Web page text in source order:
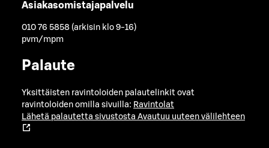
Asiakasomistajapalvelu
010 76 5858 (arkisin klo 9-16)
pvm/mpm
Palaute
Yksittäisten ravintoloiden palautelinkit ovat
ravintoloiden omilla sivuilla: Ravintolat
Lähetä palautetta sivustosta Avautuu uuteen välilehteen